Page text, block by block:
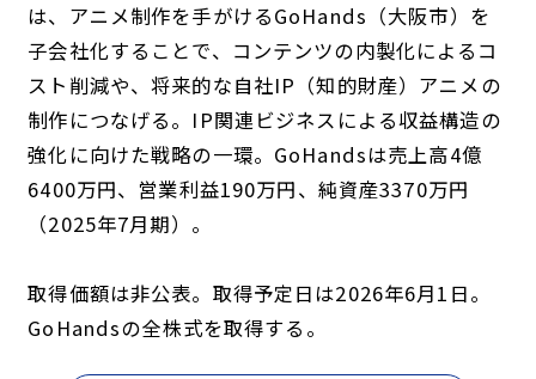
は、アニメ制作を手がけるGoHands（大阪市）を
子会社化することで、コンテンツの内製化によるコ
スト削減や、将来的な自社IP（知的財産）アニメの
制作につなげる。IP関連ビジネスによる収益構造の
強化に向けた戦略の一環。GoHandsは売上高4億
6400万円、営業利益190万円、純資産3370万円
（2025年7月期）。
取得価額は非公表。取得予定日は2026年6月1日。
GoHandsの全株式を取得する。